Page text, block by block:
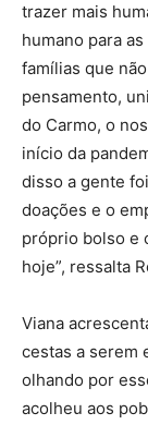
trazer mais
humano para
famílias que
pensamento,
do Carmo, o
início da
disso a gente
doações e o
próprio bolso e
hoje”, ressalta
Viana
cestas a serem
olhando por
acolheu aos